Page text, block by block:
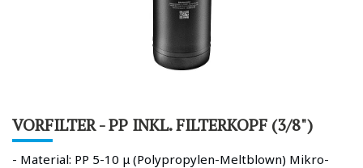
VORFILTER - PP INKL. FILTERKOPF (3/8")
- Material: PP 5-10 μ (Polypropylen-Meltblown) Mikro-